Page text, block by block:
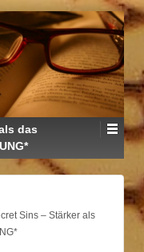
das
Sins – Stärker als